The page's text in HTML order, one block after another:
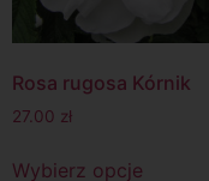
Rosa rugosa Kórnik
27.00 zł
Wybierz opcje